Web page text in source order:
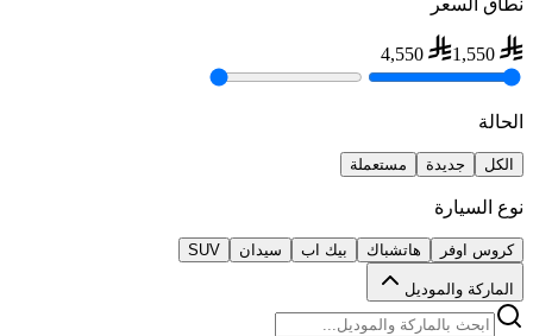
1,550
4,550
الحالة
الكل جديدة مستعملة
نوع السيارة
كروس اوفر هاتشباك بيك اب سيدان SUV
الماركة والموديل